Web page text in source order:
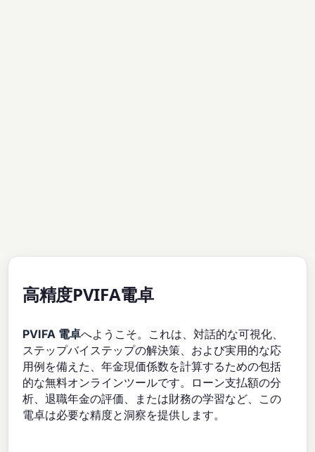
高精度PVIFA電卓
PVIFA 電卓へようこそ。これは、対話的な可視化、
ステップバイステップの解決策、および実用的な応
用例を備えた、年金現価係数を計算するための包括
的な無料オンラインツールです。ローン支払額の分
析、退職年金の評価、または財務の学習など、この
電卓は必要な精度と洞察を提供します。